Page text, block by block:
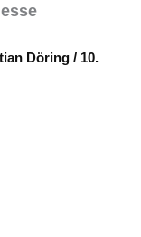
Döring / 10.